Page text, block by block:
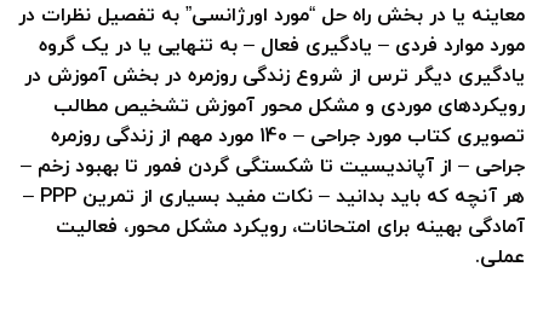
معاینه یا در بخش راه حل “مورد اورژانسی” به تفصیل نظرات در
مورد موارد فردی – یادگیری فعال – به تنهایی یا در یک گروه
یادگیری دیگر ترس از شروع زندگی روزمره در بخش آموزش در
رویکردهای موردی و مشکل محور آموزش تشخیص مطالب
تصویری کتاب مورد جراحی – 140 مورد مهم از زندگی روزمره
جراحی – از آپاندیسیت تا شکستگی گردن فمور تا بهبود زخم –
هر آنچه که باید بدانید – نکات مفید بسیاری از تمرین PPP –
آمادگی بهینه برای امتحانات، رویکرد مشکل محور، فعالیت
عملی.